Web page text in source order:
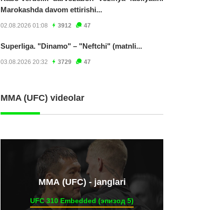
Marokashda davom ettirishi...
02.08.2026 01:08 3912 47
Superliga. "Dinamo" – "Neftchi" (matnli...
03.08.2026 20:32 3729 47
MMA (UFC) videolar
ММА (UFC) - janglari
UFC 310 Embedded (эпизод 5)